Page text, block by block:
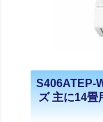
S406ATEP-
ズ 主に14畳